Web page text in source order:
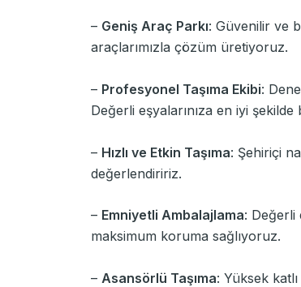
– Geniş Araç Parkı: Güvenilir ve
araçlarımızla çözüm üretiyoruz.
– Profesyonel Taşıma Ekibi:
Değerli eşyalarınıza en iyi şekilde
– Hızlı ve Etkin Taşıma: Şehiriçi
değerlendiririz.
– Emniyetli Ambalajlama: Değerli
maksimum koruma sağlıyoruz.
– Asansörlü Taşıma: Yüksek